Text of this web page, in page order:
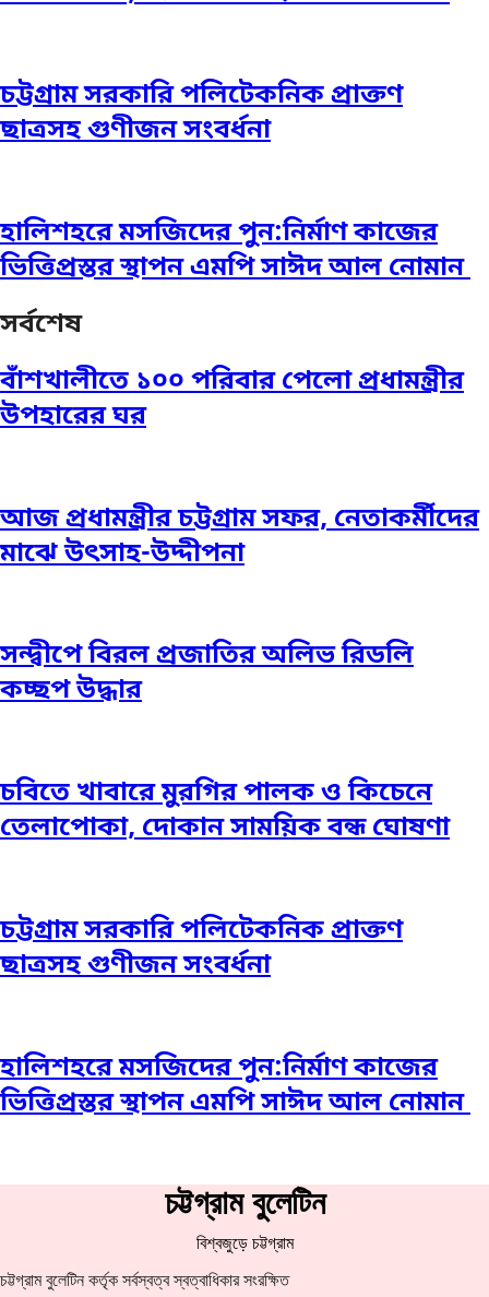
চট্টগ্রাম সরকারি পলিটেকনিক প্রাক্তণ
ছাত্রসহ গুণীজন সংবর্ধনা
হালিশহরে মসজিদের পুন:নির্মাণ কাজের
ভিত্তিপ্রস্তর স্থাপন এমপি সাঈদ আল নোমান ‎
সর্বশেষ
বাঁশখালীতে ১০০ পরিবার পেলো প্রধামন্ত্রীর
উপহারের ঘর
আজ প্রধামন্ত্রীর চট্টগ্রাম সফর, নেতাকর্মীদের
মাঝে উৎসাহ-উদ্দীপনা
সন্দ্বীপে বিরল প্রজাতির অলিভ রিডলি
কচ্ছপ উদ্ধার
চবিতে খাবারে মুরগির পালক ও কিচেনে
তেলাপোকা, দোকান সাময়িক বন্ধ ঘোষণা
চট্টগ্রাম সরকারি পলিটেকনিক প্রাক্তণ
ছাত্রসহ গুণীজন সংবর্ধনা
হালিশহরে মসজিদের পুন:নির্মাণ কাজের
ভিত্তিপ্রস্তর স্থাপন এমপি সাঈদ আল নোমান ‎
চট্টগ্রাম বুলেটিন
বিশ্বজুড়ে চট্টগ্রাম
চট্টগ্রাম বুলেটিন কর্তৃক সর্বস্বত্ব স্বত্বাধিকার সংরক্ষিত